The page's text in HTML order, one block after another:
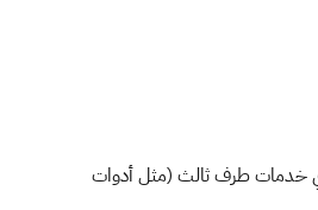
خدمات طرف ثالث (مثل أدوات